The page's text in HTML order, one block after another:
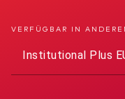
Entdecken Sie
Über uns
VERFÜGBAR IN
Institutional Plus